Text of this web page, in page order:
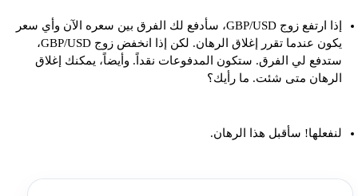
إذا ارتفع زوج GBP/USD، سأدفع لك الفرق بين سعره الآن وأي سعر
يكون عندما تقرر إغلاق الرهان. لكن إذا انخفض زوج GBP/USD،
ستدفع لي الفرق. ستكون المدفوعات نقداً. وأيضاً، يمكنك إغلاق
الرهان متى شئت. ما رأيك؟
لنفعلها! سأقبل هذا الرهان.